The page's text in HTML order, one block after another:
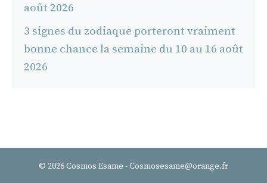
août 2026
3 signes du zodiaque porteront vraiment
bonne chance la semaine du 10 au 16 août
2026
© 2026 Cosmos Esame - Cosmosesame@orange.fr